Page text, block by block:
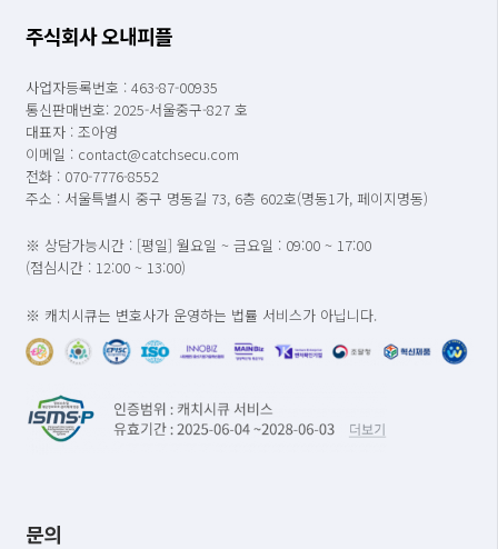
주식회사 오내피플
사업자등록번호 : 463-87-00935
통신판매번호: 2025-서울중구-827 호
대표자 : 조아영
이메일 : contact@catchsecu.com
전화 : 070-7776-8552
주소 : 서울특별시 중구 명동길 73, 6층 602호(명동1가, 페이지명동)
※ 상담가능시간 : [평일] 월요일 ~ 금요일 : 09:00 ~ 17:00
(점심시간 : 12:00 ~ 13:00)
※ 캐치시큐는 변호사가 운영하는 법률 서비스가 아닙니다.
문의